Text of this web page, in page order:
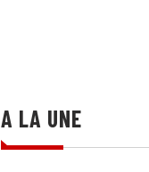
A LA UNE